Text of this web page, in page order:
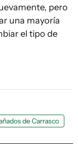
pero
una mayoría
el tipo de
de Carrasco